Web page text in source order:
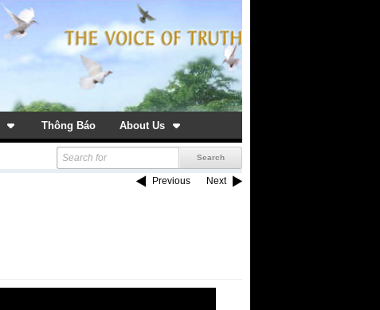
Thông Báo About Us
Previous Next